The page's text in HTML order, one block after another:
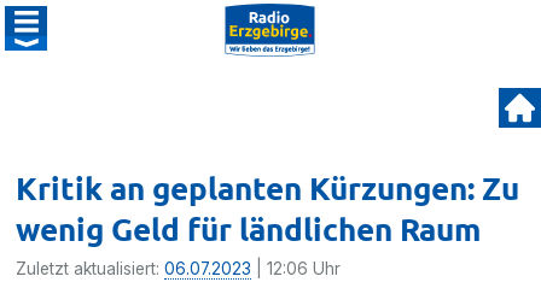
Kritik an geplanten Kürzungen: Zu
wenig Geld für ländlichen Raum
Zuletzt aktualisiert:06.07.2023 | 12:06 Uhr